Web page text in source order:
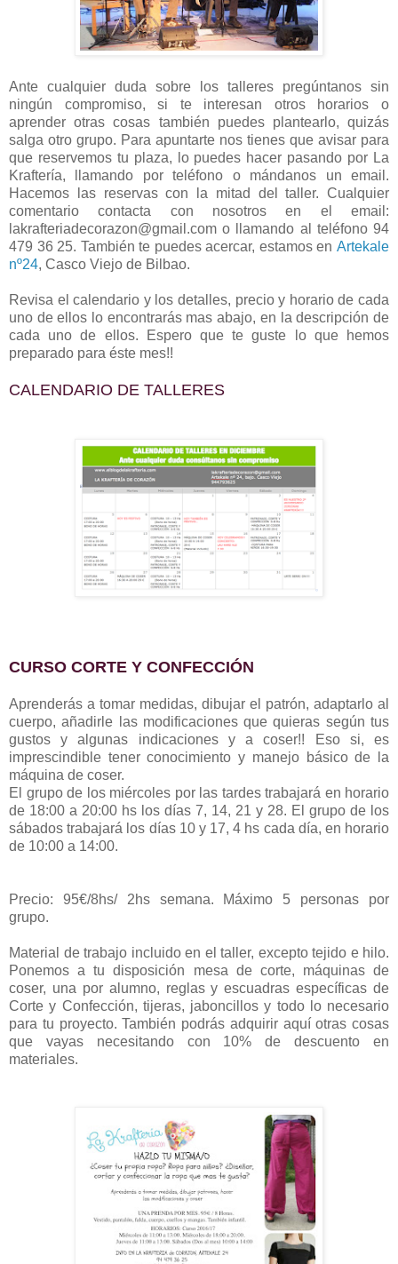
Ante cualquier duda sobre los talleres pregúntanos sin
ningún compromiso, si te interesan otros horarios o
aprender otras cosas también puedes plantearlo, quizás
salga otro grupo. Para apuntarte nos tienes que avisar para
que reservemos tu plaza, lo puedes hacer pasando por La
Kraftería, llamando por teléfono o mándanos un email.
Hacemos las reservas con la mitad del taller. Cualquier
comentario contacta con nosotros en el email:
lakrafteriadecorazon@gmail.com o llamando al teléfono 94
479 36 25. También te puedes acercar, estamos en Artekale
nº24, Casco Viejo de Bilbao.
Revisa el calendario y los detalles, precio y horario de cada
uno de ellos lo encontrarás mas abajo, en la descripción de
cada uno de ellos. Espero que te guste lo que hemos
preparado para éste mes!!
CALENDARIO DE TALLERES
CURSO CORTE Y CONFECCIÓN
Aprenderás a tomar medidas, dibujar el patrón, adaptarlo al
cuerpo, añadirle las modificaciones que quieras según tus
gustos y algunas indicaciones y a coser!! Eso si, es
imprescindible tener conocimiento y manejo básico de la
máquina de coser.
El grupo de los miércoles por las tardes trabajará en horario
de 18:00 a 20:00 hs los días 7, 14, 21 y 28. El grupo de los
sábados trabajará los días 10 y 17, 4 hs cada día, en horario
de 10:00 a 14:00.
Precio: 95€/8hs/ 2hs semana. Máximo 5 personas por
grupo.
Material de trabajo incluido en el taller, excepto tejido e hilo.
Ponemos a tu disposición mesa de corte, máquinas de
coser, una por alumno, reglas y escuadras específicas de
Corte y Confección, tijeras, jaboncillos y todo lo necesario
para tu proyecto. También podrás adquirir aquí otras cosas
que vayas necesitando con 10% de descuento en
materiales.